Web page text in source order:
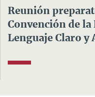
Reunión
Convención de la
Lenguaje Claro y